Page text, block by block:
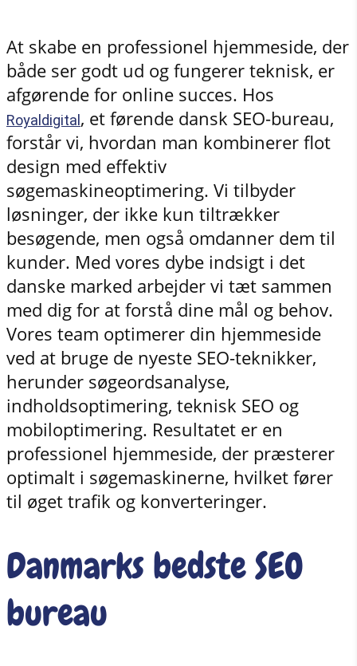
At skabe en professionel hjemmeside, der
både ser godt ud og fungerer teknisk, er
afgørende for online succes. Hos
Royaldigital , et førende dansk SEO-bureau,
forstår vi, hvordan man kombinerer flot
design med effektiv
søgemaskineoptimering. Vi tilbyder
løsninger, der ikke kun tiltrækker
besøgende, men også omdanner dem til
kunder. Med vores dybe indsigt i det
danske marked arbejder vi tæt sammen
med dig for at forstå dine mål og behov.
Vores team optimerer din hjemmeside
ved at bruge de nyeste SEO-teknikker,
herunder søgeordsanalyse,
indholdsoptimering, teknisk SEO og
mobiloptimering. Resultatet er en
professionel hjemmeside, der præsterer
optimalt i søgemaskinerne, hvilket fører
til øget trafik og konverteringer.
Danmarks bedste SEO
bureau